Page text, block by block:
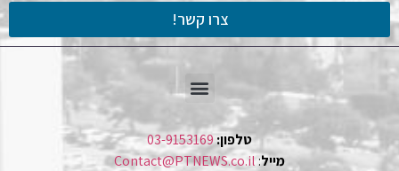
צרו קשר!
טלפון:03-9153169
מייל:
Contact@PTNEWS.co.il